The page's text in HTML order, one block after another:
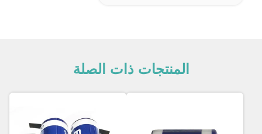
المنتجات ذات الصلة